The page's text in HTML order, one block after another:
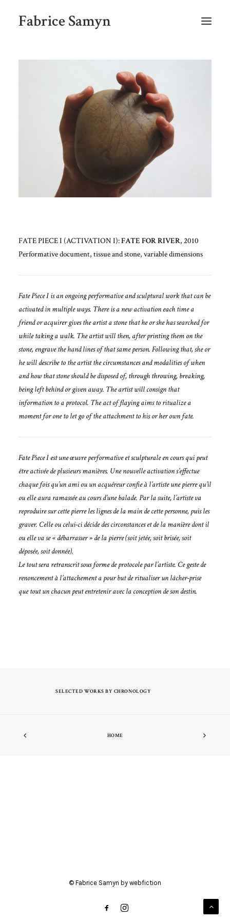
Fabrice Samyn
SELECTED WORKS BY CHRONOLOGY
SELECTED EXHIBITIONS VIEWS
NEWS
SELECTED PUBLICATIONS
CONTACT
FATE PIECE I (ACTIVATION I):FATE FOR RIVER, 2010
Performative document, tissue and stone, variable dimensions
Fate Piece I is an ongoing performative and sculptural work that can be
activated in multiple ways. There is a new activation each time a
friend or acquirer gives the artist a stone that he or she has searched for
while taking a walk. The artist will then, after printing them on the
stone, engrave the hand lines of that same person. Following that, she or
he will describe to the artist the circumstances and modalities of when
and how that stone should be disposed of, through throwing, breaking,
being left behind or given away. The artist will consign that
information to a protocol. The act of flaying aims to ritualize a
moment for one to let go of the attachment to his or her own fate.
Fate Piece I est une œuvre performative et sculpturale en cours qui peut
être activée de plusieurs manières. Une nouvelle activation s’effectue
chaque fois qu’un ami ou un acquéreur confie à l’artiste une pierre qu’il
ou elle aura ramassée au cours d’une balade. Par la suite, l’artiste va
reproduire sur cette pierre les lignes de la main de cette personne, puis les
graver. Celle ou celui-ci décide des circonstances et de la manière dont il
ou elle va se « débarrasser » de la pierre (soit jetée, soit brisée, soit
déposée, soit donnée).
Le tout sera retranscrit sous forme de protocole par l’artiste. Ce geste de
renoncement à l’attachement a pour but de ritualiser un lâcher-prise
que tout un chacun peut entretenir avec la conception de son destin.
SELECTED WORKS BY CHRONOLOGY
HOME
© Fabrice Samyn by webfiction